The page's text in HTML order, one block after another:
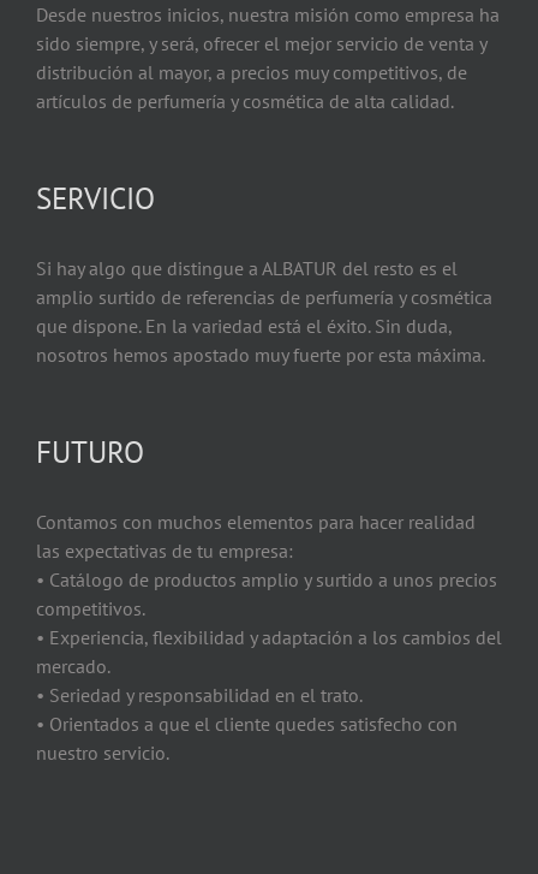
Desde nuestros inicios, nuestra misión como empresa ha
sido siempre, y será, ofrecer el mejor servicio de venta y
distribución al mayor, a precios muy competitivos, de
artículos de perfumería y cosmética de alta calidad.
SERVICIO
Si hay algo que distingue a ALBATUR del resto es el
amplio surtido de referencias de perfumería y cosmética
que dispone. En la variedad está el éxito. Sin duda,
nosotros hemos apostado muy fuerte por esta máxima.
FUTURO
Contamos con muchos elementos para hacer realidad
las expectativas de tu empresa:
• Catálogo de productos amplio y surtido a unos precios
competitivos.
• Experiencia, flexibilidad y adaptación a los cambios del
mercado.
• Seriedad y responsabilidad en el trato.
• Orientados a que el cliente quedes satisfecho con
nuestro servicio.